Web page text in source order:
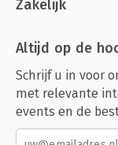
Zakelijk
Altijd op de
Schrijf u in voor
met relevante
events en de